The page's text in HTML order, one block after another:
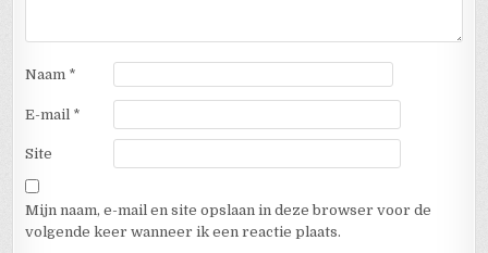
Naam *
E-mail *
Site
Mijn naam, e-mail en site opslaan in deze browser voor de
volgende keer wanneer ik een reactie plaats.